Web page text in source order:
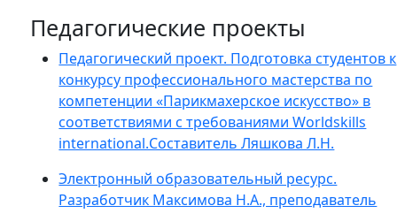
Педагогические проекты
Педагогический проект. Подготовка студентов к
конкурсу профессионального мастерства по
компетенции «Парикмахерское искусство» в
соответствиями с требованиями Worldskills
international.Составитель Ляшкова Л.Н.
Электронный образовательный ресурс.
Разработчик Максимова Н.А., преподаватель